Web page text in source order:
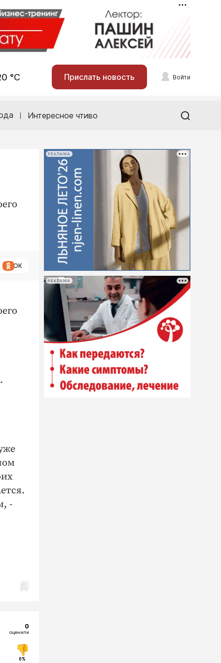
°С Прислать новость Войти
Интересное чтиво
ОК
-
РЕКЛАМА
РЕКЛАМА
0
оценили
0%